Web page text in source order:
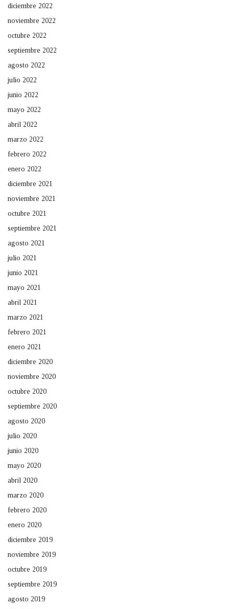
diciembre 2022
noviembre 2022
octubre 2022
septiembre 2022
agosto 2022
julio 2022
junio 2022
mayo 2022
abril 2022
marzo 2022
febrero 2022
enero 2022
diciembre 2021
noviembre 2021
octubre 2021
septiembre 2021
agosto 2021
julio 2021
junio 2021
mayo 2021
abril 2021
marzo 2021
febrero 2021
enero 2021
diciembre 2020
noviembre 2020
octubre 2020
septiembre 2020
agosto 2020
julio 2020
junio 2020
mayo 2020
abril 2020
marzo 2020
febrero 2020
enero 2020
diciembre 2019
noviembre 2019
octubre 2019
septiembre 2019
agosto 2019